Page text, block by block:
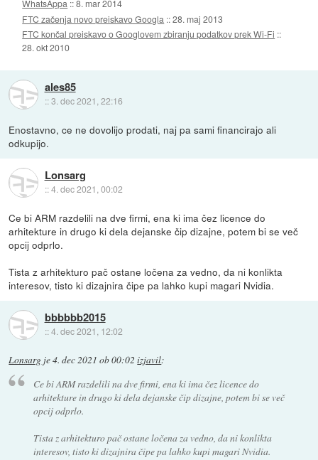
WhatsAppa ::8. mar 2014
FTC začenja novo preiskavo Googla ::28. maj 2013
FTC končal preiskavo o Googlovem zbiranju podatkov prek Wi-Fi ::
28. okt 2010
ales85
::3. dec 2021, 22:16
Enostavno, ce ne dovolijo prodati, naj pa sami financirajo ali
odkupijo.
Lonsarg
::4. dec 2021, 00:02
Ce bi ARM razdelili na dve firmi, ena ki ima čez licence do
arhitekture in drugo ki dela dejanske čip dizajne, potem bi se več
opcij odprlo.
Tista z arhitekturo pač ostane ločena za vedno, da ni konlikta
interesov, tisto ki dizajnira čipe pa lahko kupi magari Nvidia.
bbbbbb2015
::4. dec 2021, 12:02
Lonsarg je4. dec 2021 ob 00:02 izjavil:
Ce bi ARM razdelili na dve firmi, ena ki ima čez licence do
arhitekture in drugo ki dela dejanske čip dizajne, potem bi se več
opcij odprlo.
Tista z arhitekturo pač ostane ločena za vedno, da ni konlikta
interesov, tisto ki dizajnira čipe pa lahko kupi magari Nvidia.